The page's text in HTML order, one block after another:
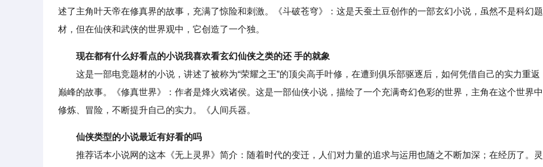
述了主角叶天帝在修真界的故事，充满了惊险和刺激。《斗破苍穹》：这是天蚕土豆创作的一部玄幻小说，虽然不是科幻题
材，但在仙侠和武侠的世界观中，它创造了一个独。
现在都有什么好看点的小说我喜欢看玄幻仙侠之类的还 手的就象
这是一部电竞题材的小说，讲述了被称为“荣耀之王”的顶尖高手叶修，在遭到俱乐部驱逐后，如何凭借自己的实力重返
巅峰的故事。《修真世界》：作者是烽火戏诸侯。这是一部仙侠小说，描绘了一个充满奇幻色彩的世界，主角在这个世界中
修炼、冒险，不断提升自己的实力。《人间兵器。
仙侠类型的小说最近有好看的吗
推荐话本小说网的这本《无上灵界》简介：随着时代的变迁，人们对力量的追求与运用也随之不断加深；在经历了。灵